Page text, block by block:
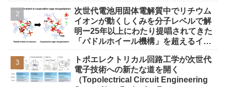
次世代電池用固体電解質中でリチウム
イオンが動くしくみを分子レベルで解
明ー25年以上にわたり提唱されてきた
「パドルホイール機構」を超えるイオ
トポエレクトリカル回路工学が次世代
電子技術への新たな道を開く
（Topolectrical Circuit Engineering